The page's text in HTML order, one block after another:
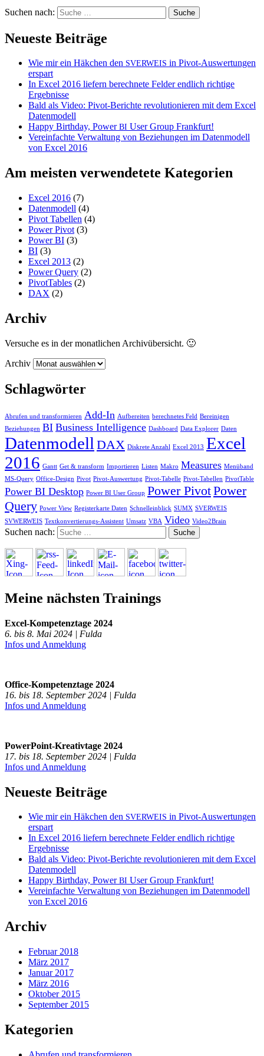
Suchen nach:
Neueste Beiträge
Wie mir ein Häkchen den SVERWEIS in Pivot-Auswertungen
erspart
In Excel 2016 liefern berechnete Felder endlich richtige
Ergebnisse
Bald als Video: Pivot-Berichte revolutionieren mit dem Excel
Datenmodell
Happy Birthday, PowerBI User Group Frankfurt!
Vereinfachte Verwaltung von Beziehungen im Datenmodell
von Excel 2016
Am meisten verwendetete Kategorien
Excel 2016 (7)
Datenmodell (4)
Pivot Tabellen (4)
Power Pivot (3)
Power BI (3)
BI (3)
Excel 2013 (2)
Power Query (2)
PivotTables (2)
DAX (2)
Archiv
Versuche es in der monatlichen Archivübersicht. 🙂
Archiv
Schlagwörter
Abrufen und transformieren Add-In Aufbereiten berechnetes Feld Bereinigen
Beziehungen BI Business Intelligence Dashboard Data Explorer Daten
Datenmodell DAX Diskrete Anzahl Excel 2013 Excel
2016 Gantt Get & transform Importieren Listen Makro Measures Menüband
MS-Query Office-Design Pivot Pivot-Auswertung Pivot-Tabelle Pivot-Tabellen PivotTable
Power BI Desktop Power BI User Group Power PivotPower
Query Power View Registerkarte Daten Schnelleinblick SUMX SVERWEIS
SVWERWEIS Textkonvertierungs-Assistent Umsatz VBA Video Video2Brain
Suchen nach:
Meine nächsten Trainings
Excel-Kompetenztage 2024
6. bis 8. Mai 2024 | Fulda
Infos und Anmeldung
Office-Kompetenztage 2024
16. bis 18. September 2024 | Fulda
Infos und Anmeldung
PowerPoint-Kreativtage 2024
17. bis 18. September 2024 | Fulda
Infos und Anmeldung
Neueste Beiträge
Wie mir ein Häkchen den SVERWEIS in Pivot-Auswertungen
erspart
In Excel 2016 liefern berechnete Felder endlich richtige
Ergebnisse
Bald als Video: Pivot-Berichte revolutionieren mit dem Excel
Datenmodell
Happy Birthday, PowerBI User Group Frankfurt!
Vereinfachte Verwaltung von Beziehungen im Datenmodell
von Excel 2016
Archiv
Februar 2018
März 2017
Januar 2017
März 2016
Oktober 2015
September 2015
Kategorien